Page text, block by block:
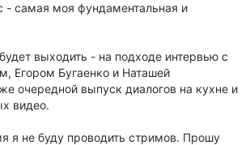
- самая моя фундаментальная и
выходить - на подходе интервью с
Егором Бугаенко и Наташей
очередной выпуск диалогов на кухне и
видео.
я не буду проводить стримов. Прошу